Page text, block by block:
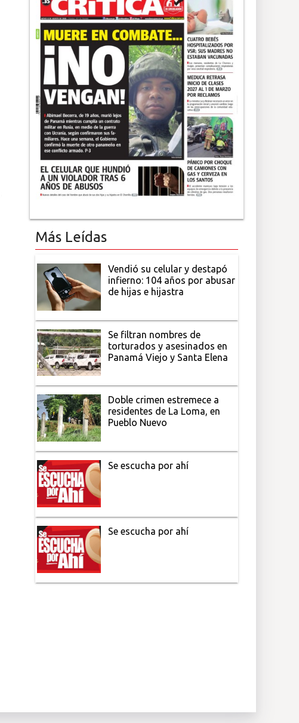
Más Leídas
Vendió su celular y destapó
infierno: 104 años por abusar
de hijas e hijastra
Se filtran nombres de
torturados y asesinados en
Panamá Viejo y Santa Elena
Doble crimen estremece a
residentes de La Loma, en
Pueblo Nuevo
Se escucha por ahí
Se escucha por ahí